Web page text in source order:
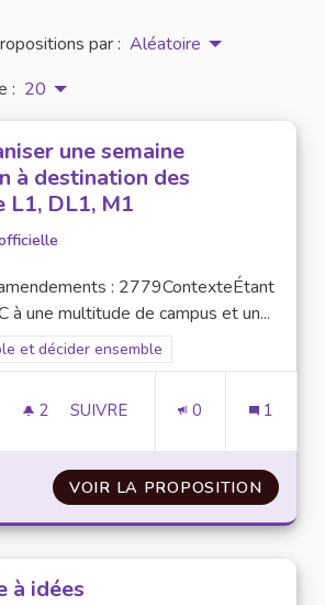
par : Aléatoire
: 20
une semaine
à destination des
L1, DL1, M1
: 2779ContexteÉtant
à une multitude de campus et un...
pour le secteur : 5. Vivre ensemble et
et décider ensemble
2 2 ABONNÉS
SUIVRE 0 1
VOIR LA PROPOSITION N° 49
à idées